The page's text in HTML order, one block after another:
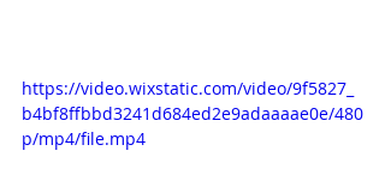
https://video.wixstatic.com/video/9f5827_
b4bf8ffbbd3241d684ed2e9adaaaae0e/480
p/mp4/file.mp4